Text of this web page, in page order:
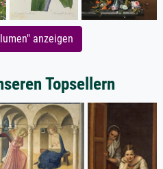
anzeigen
Topsellern